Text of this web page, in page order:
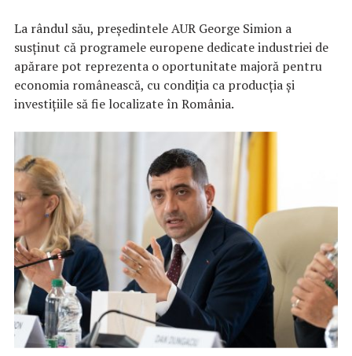
La rândul său, președintele AUR George Simion a
susținut că programele europene dedicate industriei de
apărare pot reprezenta o oportunitate majoră pentru
economia românească, cu condiția ca producția și
investițiile să fie localizate în România.